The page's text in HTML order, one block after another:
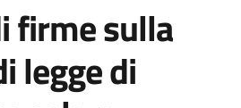
firme sulla
legge di